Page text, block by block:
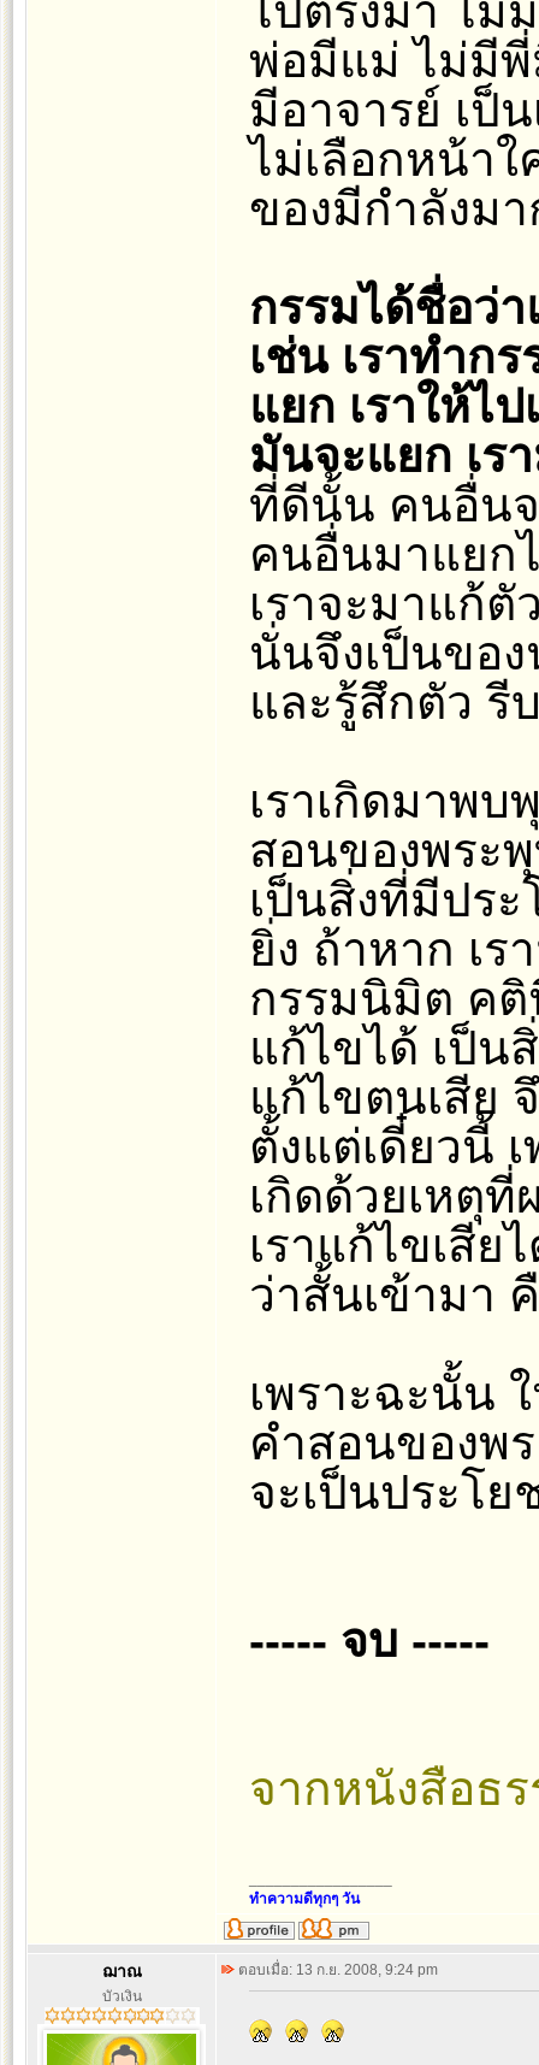
ไปตรงมา ไม่
พ่อมีแม่ ไม่มี
มีอาจารย์ เป็
ไม่เลือกหน้า
ของมีกำลังมา
กรรมได้ชื่อว่
เช่น เราทำก
แยก เราให้ไ
มันจะแยก เร
ที่ดีนั้น คนอื่น
คนอื่นมาแยก
เราจะมาแก้
นั่นจึงเป็นของ
และรู้สึกตัว รี
เราเกิดมาพ
สอนของพระ
เป็นสิ่งที่มีปร
ยิ่ง ถ้าหาก เร
กรรมนิมิต ค
แก้ไขได้ เป็น
แก้ไขตนเสีย
ตั้งแต่เดี๋ยวนี้
เกิดด้วยเหตุที่
เราแก้ไขเสีย
ว่าสั้นเข้ามา
เพราะฉะนั้น
คำสอนของพ
จะเป็นประโ
----- จบ -----
จากหนังสือธ
ทำความดีทุกๆ วัน
ฌาณ
บัวเงิน
ตอบเมื่อ: 13 ก.ย. 2008, 9:24 pm